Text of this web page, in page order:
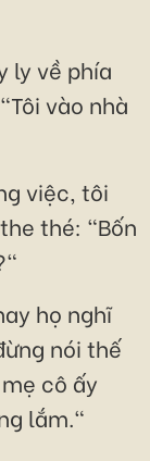
ly về phía
vào nhà
việc, tôi
thé: "Bốn
họ nghĩ
nói thế
cô ấy
lắm."